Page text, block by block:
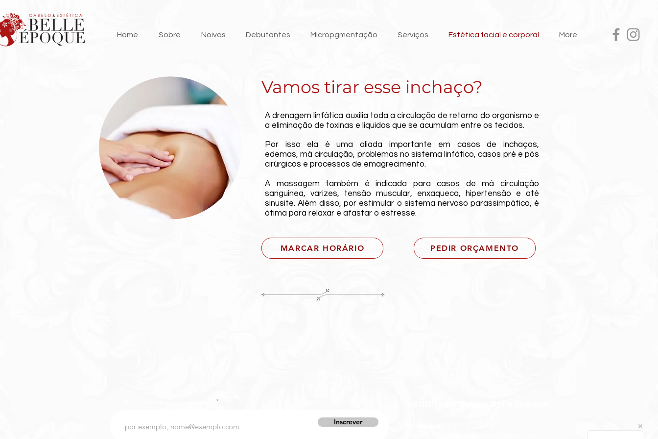
Home Sobre Noivas Debutantes Micropgmentação Serviços Estética facial e corporal More
Vamos tirar esse inchaço?
A drenagem linfática auxilia toda a circulação de retorno do organismo e
a eliminação de toxinas e líquidos que se acumulam entre os tecidos.
Por isso ela é uma aliada importante em casos de inchaços,
edemas,má circulação, problemas no sistema linfático, casos pré e pós
cirúrgicos e processos de emagrecimento.
A massagem também é indicada para casos de má circulação
sanguínea, varizes, tensão muscular, enxaqueca, hipertensão e até
sinusite. Além disso, por estimular o sistema nervoso parassimpático, é
ótima para relaxar e afastar o estresse.
MARCAR HORÁRIO PEDIR ORÇAMENTO
Inscrever